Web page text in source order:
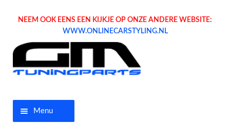
NEEM OOK EENS EEN KIJKJE OP ONZE ANDERE WEBSITE:
WWW.ONLINECARSTYLING.NL
Menu